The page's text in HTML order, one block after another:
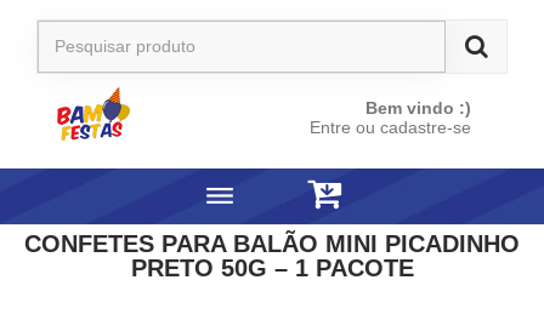
Bem vindo :)
Entre ou cadastre-se
CONFETES PARA BALÃO MINI PICADINHO
PRETO 50G – 1 PACOTE